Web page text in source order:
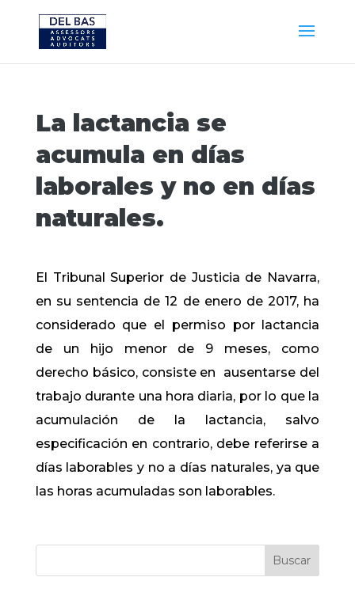
La lactancia se
acumula en días
laborales y no en días
naturales.
El Tribunal Superior de Justicia de Navarra,
en su sentencia de 12 de enero de 2017, ha
considerado que el permiso por lactancia
de un hijo menor de 9 meses, como
derecho básico, consiste en ausentarse del
trabajo durante una hora diaria​, por lo que la
acumulación de la lactancia, salvo
especificación en contrario, debe referirse a
días laborables y no a días naturales, ya que
las horas acumuladas son laborables​.​​
Buscar